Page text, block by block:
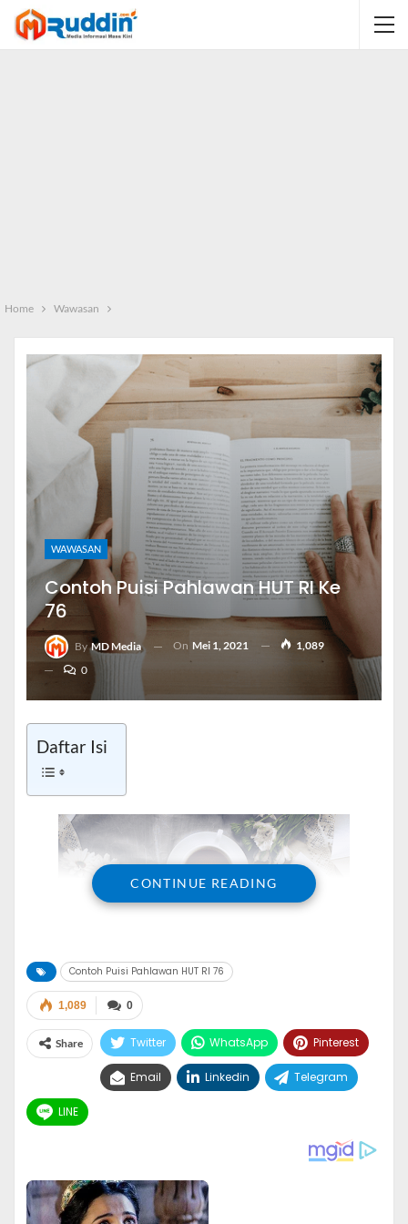
Home Wawasan
WAWASAN
Contoh Puisi Pahlawan HUT RI Ke
76
ByMD Media On Mei 1, 2021
1,089
0
Daftar Isi
Contoh Puisi Pahlawan HUT RI 76
Contoh Puisi Pahlawan HUT RI 76–Menjelang bulan
Agustus rakyat Indonesia mempersiapkan diri untuk
merayakan hari kemerdekaan Negaranya, tepatnya
tanggal 17 Agustus. Sejarah besar yang harus tetap
dijaga dengan melestarikan budaya perayaan Hari
Sudah menjadi tanggung jawab kita bersama mengisi
kemerdekaan ini dengan kegiatan-kegiatan positif
CONTINUE READING
Contoh Puisi Pahlawan HUT RI 76
0
1,089
Share Twitter WhatsApp Pinterest
Email Linkedin Telegram
LINE